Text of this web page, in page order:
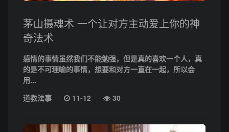
茅山摄魂术 一个让对方主动爱上你的神
奇法术
感情的事情虽然我们不能勉强，但是真的喜欢一个人，真
的是不可理喻的事情，想要和对方一直在一起，所以会
用...
道教法事
11-12 30